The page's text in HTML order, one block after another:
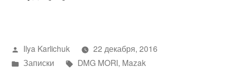
Написано
автором
Ilya Karlichuk
22 декабря, 2016
Написано
Записки Метки:
DMG MORI, Mazak